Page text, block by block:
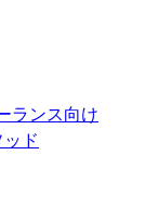
ランス向け
ド